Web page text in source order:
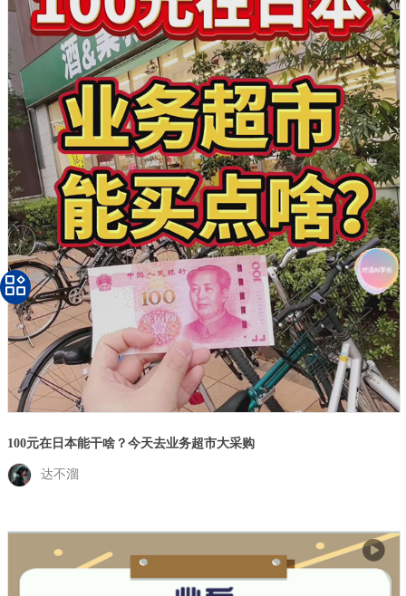
100元在日本能干啥？今天去业务超市大采购
达不溜